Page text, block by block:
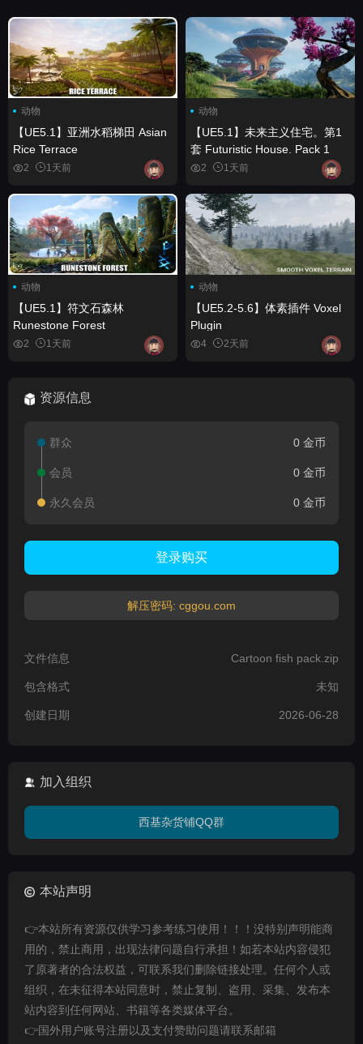
动物
【UE5.1】亚洲水稻梯田 Asian
Rice Terrace
2 1天前
动物
【UE5.1】未来主义住宅。第1
套 Futuristic House. Pack 1
2 1天前
动物
【UE5.1】符文石森林
Runestone Forest
2 1天前
动物
【UE5.2-5.6】体素插件 Voxel
Plugin
4 2天前
资源信息
群众 0 金币
会员 0 金币
永久会员 0 金币
登录购买
解压密码: cggou.com
文件信息 Cartoon fish pack.zip
包含格式 未知
创建日期 2026-06-28
加入组织
西基杂货铺QQ群
本站声明
👉本站所有资源仅供学习参考练习使用！！！没特别声明能商
用的，禁止商用，出现法律问题自行承担！如若本站内容侵犯
了原著者的合法权益，可联系我们删除链接处理。任何个人或
组织，在未征得本站同意时，禁止复制、盗用、采集、发布本
站内容到任何网站、书籍等各类媒体平台。
👉国外用户账号注册以及支付赞助问题请联系邮箱